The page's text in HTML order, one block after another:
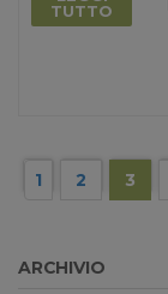
TUTTO
1 2 3
ARCHIVIO